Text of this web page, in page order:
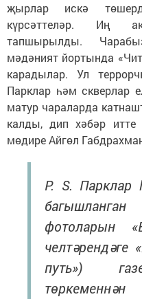
җырлар искә
күрсәттеләр. Иң
тапшырылды.
мәдәният йортында
карадылар. Ул
Парклар һәм скверлар
матур чараларда
калды, дип хәбәр итте
мөдире Айгөл
P. S. Парклар
фотоларын
челтәрендәге
путь»)
төркеменнән